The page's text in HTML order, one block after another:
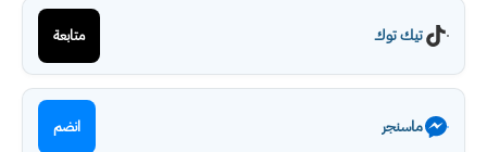
تيك توك متابعة
ماسنجر انضم